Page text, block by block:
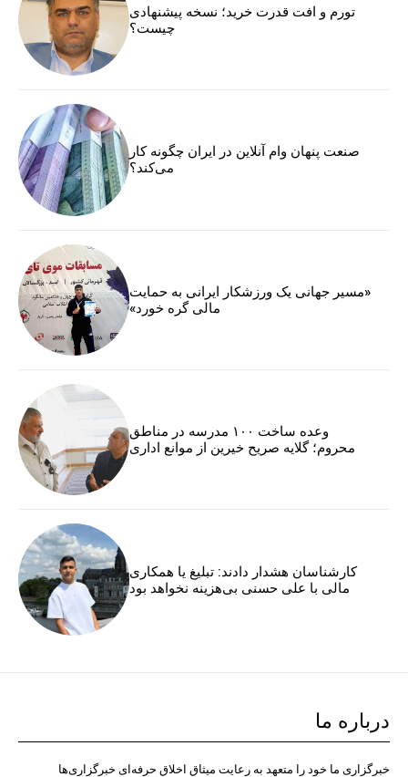
تورم و افت قدرت خرید؛ نسخه پیشنهادی
چیست؟
صنعت پنهان وام آنلاین در ایران چگونه کار
می‌کند؟
«مسیر جهانی یک ورزشکار ایرانی به حمایت
مالی گره خورد»
وعده ساخت ۱۰۰ مدرسه در مناطق
محروم؛ گلایه صریح خیرین از موانع اداری
کارشناسان هشدار دادند: تبلیغ یا همکاری
مالی با علی حسنی بی‌هزینه نخواهد بود
درباره ما
خبرگزاری ما خود را متعهد به رعایت میثاق اخلاق حرفه‌ای خبرگزاری‌ها